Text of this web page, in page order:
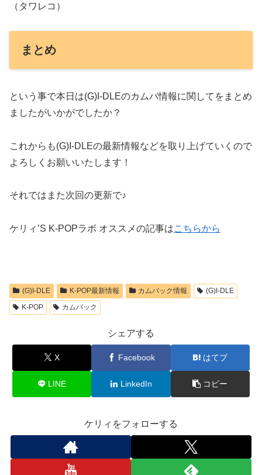
（タワレコ）
まとめ
という事で本日は(G)I-DLEのカムバ情報に関してをまとめ
ましたがいかがでしたか？
これからも(G)I-DLEの最新情報などを取り上げていくので
よろしくお願いいたします！
それではまた次回の更新で♪
ケリィ’S K-POPラボ オススメの記事はこちらから
(G)I-DLE K-POP最新情報 カムバック情報
(G)I-DLE
K-POP
カムバック
シェアする
X Facebook はてブ
LINE LinkedIn コピー
ケリィをフォローする